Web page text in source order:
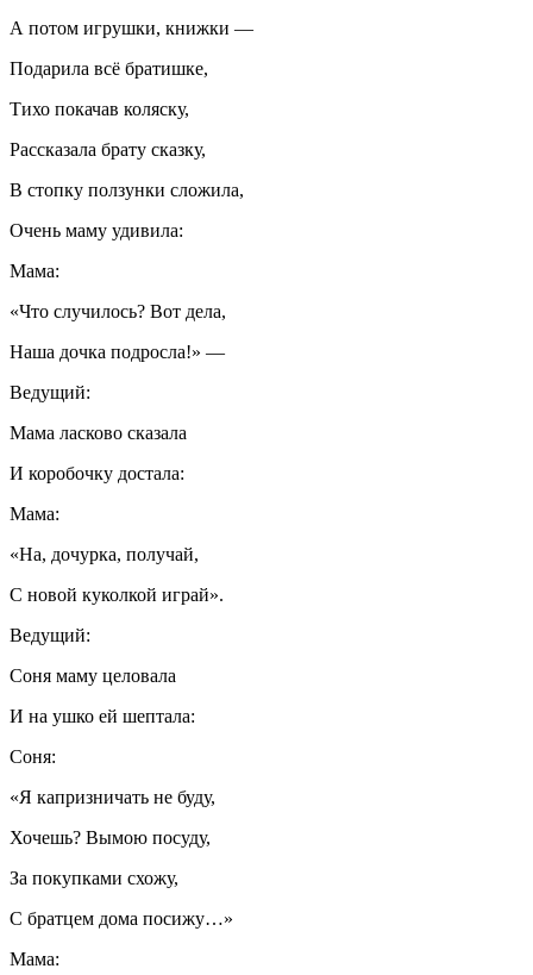
А потом игрушки, книжки —
Подарила всё братишке,
Тихо покачав коляску,
Рассказала брату сказку,
В стопку ползунки сложила,
Очень маму удивила:
Мама:
«Что случилось? Вот дела,
Наша дочка подросла!» —
Ведущий:
Мама ласково сказала
И коробочку достала:
Мама:
«На, дочурка, получай,
С новой куколкой играй».
Ведущий:
Соня маму целовала
И на ушко ей шептала:
Соня:
«Я капризничать не буду,
Хочешь? Вымою посуду,
За покупками схожу,
С братцем дома посижу…»
Мама: